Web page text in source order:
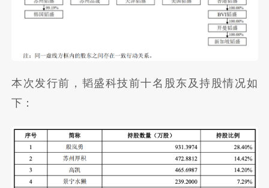
本次发行前，韬盛科技前十名股东及持股情况如
下：